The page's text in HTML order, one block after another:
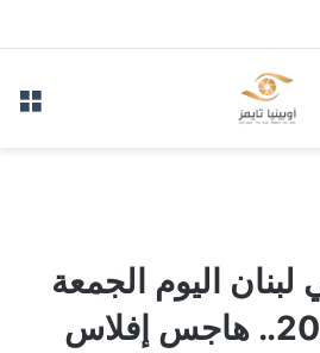
اليوم الجمعة
22 سبتمبر 2023.. هاجس إفلاس